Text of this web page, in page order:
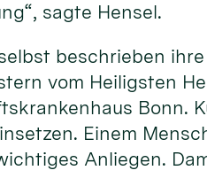
sagte Hensel.
beschrieben
vom Heiligsten
Bonn.
Einem
Anliegen.